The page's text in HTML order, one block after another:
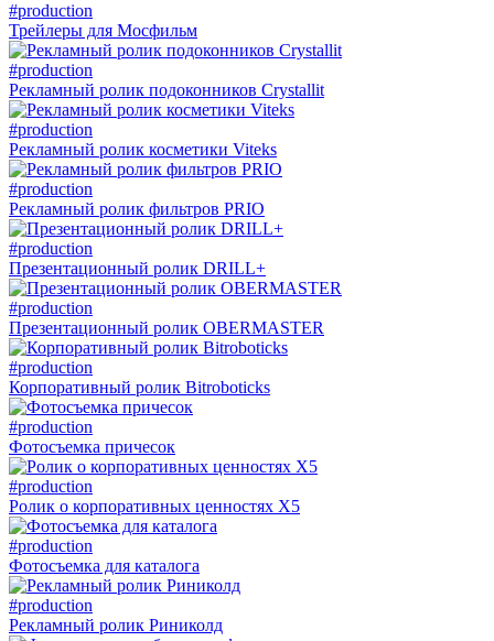
#production
Трейлеры для Мосфильм
#production
Рекламный ролик подоконников Crystallit
#production
Рекламный ролик косметики Viteks
#production
Рекламный ролик фильтров PRIO
#production
Презентационный ролик DRILL+
#production
Презентационный ролик OBERMASTER
#production
Корпоративный ролик Bitroboticks
#production
Фотосъемка причесок
#production
Ролик о корпоративных ценностях X5
#production
Фотосъемка для каталога
#production
Рекламный ролик Риниколд